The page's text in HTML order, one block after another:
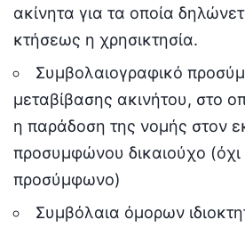
ακίνητα για τα οποία
κτήσεως η χρησικτησία.
Συμβολαιογραφικό
μεταβίβασης ακινήτου, στο
η παράδοση της νομής στον
προσυμφώνου δικαιούχο (όχι
προσύμφωνο)
Συμβόλαια όμορων